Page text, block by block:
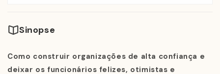
Sinopse
Como construir organizações de alta confiança e
deixar os funcionários felizes, otimistas e